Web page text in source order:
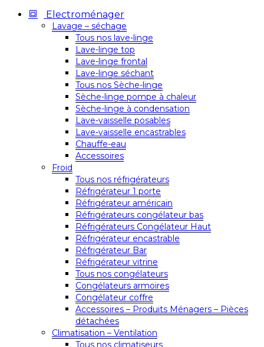
Electroménager
Lavage – séchage
Tous nos lave-linge
Lave-linge top
Lave-linge frontal
Lave-linge séchant
Tous nos Sèche-linge
Sèche-linge pompe à chaleur
Sèche-linge à condensation
Lave-vaisselle posables
Lave-vaisselle encastrables
Chauffe-eau
Accessoires
Froid
Tous nos réfrigérateurs
Réfrigérateur 1 porte
Réfrigérateur américain
Réfrigérateurs congélateur bas
Réfrigérateurs Congélateur Haut
Réfrigérateur encastrable
Réfrigérateur Bar
Réfrigérateur vitrine
Tous nos congélateurs
Congélateurs armoires
Congélateur coffre
Accessoires – Produits Ménagers – Pièces
détachées
Climatisation – Ventilation
Tous nos climatiseurs